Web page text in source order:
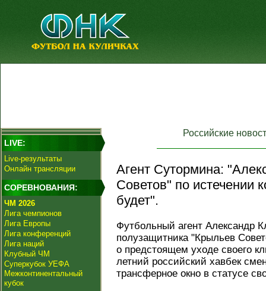
LIVE:
Live-результаты
Онлайн трансляции
СОРЕВНОВАНИЯ:
ЧМ 2026
Лига чемпионов
Лига Европы
Лига конференций
Лига наций
Клубный ЧМ
Суперкубок УЕФА
Межконтинентальный
кубок
Российские
Агент Сутормина:
Советов" по истечении
будет".
Футбольный агент Александр
полузащитника "Крыльев
о предстоящем уходе своего
летний российский хавбек
трансферное окно в статусе